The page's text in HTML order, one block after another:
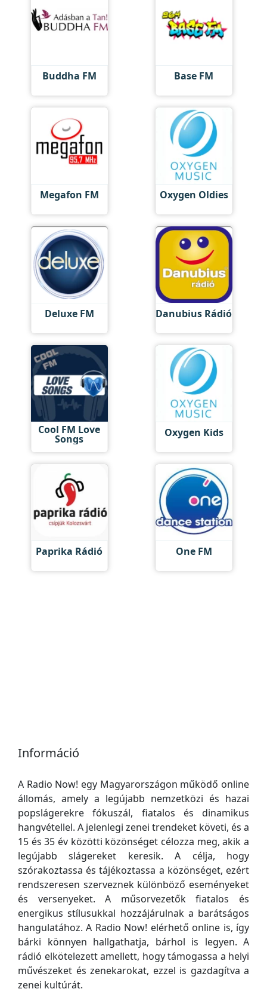
Buddha FM Base FM
Megafon FM Oxygen Oldies
Deluxe FM Danubius Rádió
Cool FM Love
Songs Oxygen Kids
Paprika Rádió One FM
Információ
A Radio Now! egy Magyarországon működő online
állomás, amely a legújabb nemzetközi és hazai
popslágerekre fókuszál, fiatalos és dinamikus
hangvétellel. A jelenlegi zenei trendeket követi, és a
15 és 35 év közötti közönséget célozza meg, akik a
legújabb slágereket keresik. A célja, hogy
szórakoztassa és tájékoztassa a közönséget, ezért
rendszeresen szerveznek különböző eseményeket
és versenyeket. A műsorvezetők fiatalos és
energikus stílusukkal hozzájárulnak a barátságos
hangulatához. A Radio Now! elérhető online is, így
bárki könnyen hallgathatja, bárhol is legyen. A
rádió elkötelezett amellett, hogy támogassa a helyi
művészeket és zenekarokat, ezzel is gazdagítva a
zenei kultúrát.